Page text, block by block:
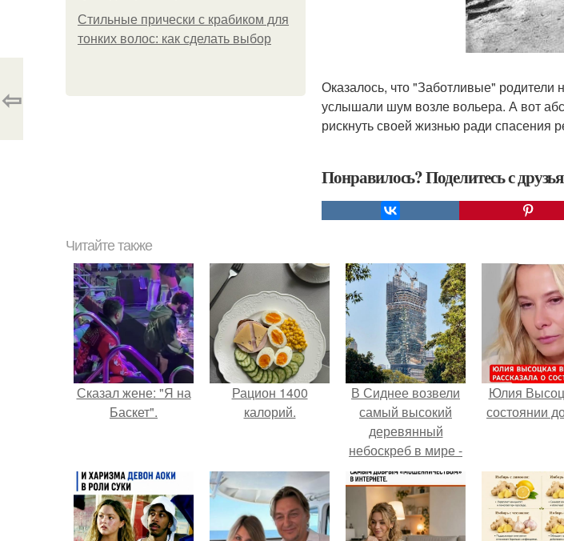
Стильные прически с крабиком для
тонких волос: как сделать выбор
Оказалось, что "Заботливые" родители
услышали шум возле вольера. А вот
рискнуть своей жизнью ради спасения
Понравилось? Поделитесь с
⇦
Читайте также
Сказал жене: "Я на
Баскет".
Рацион 1400
калорий.
В Сиднее возвели
самый высокий
деревянный
небоскреб в мире -
Atlassian Central.
Юлия
состоянии